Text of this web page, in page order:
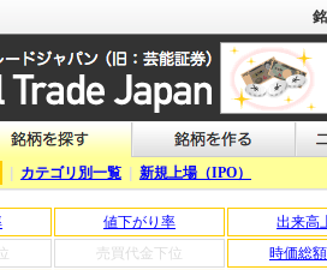
カテゴリ別一覧 新規上場（IPO）
値下がり率
出来高
売買代金下位
時価総